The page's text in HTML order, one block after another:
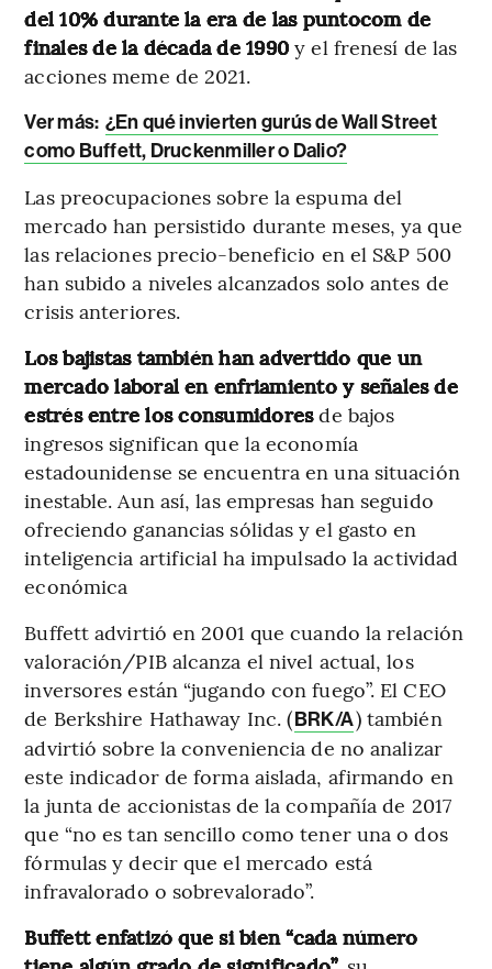
del 10% durante la era de las puntocom de
finales de la década de 1990 y el frenesí de las
acciones meme de 2021.
Ver más: ¿En qué invierten gurús de Wall Street
como Buffett, Druckenmiller o Dalio?
Las preocupaciones sobre la espuma del
mercado han persistido durante meses, ya que
las relaciones precio-beneficio en el S&P 500
han subido a niveles alcanzados solo antes de
crisis anteriores.
Los bajistas también han advertido que un
mercado laboral en enfriamiento y señales de
estrés entre los consumidoresde bajos
ingresos significan que la economía
estadounidense se encuentra en una situación
inestable. Aun así, las empresas han seguido
ofreciendo ganancias sólidas y el gasto en
inteligencia artificial ha impulsado la actividad
económica
Buffett advirtió en 2001 que cuando la relación
valoración/PIB alcanza el nivel actual, los
inversores están “jugando con fuego”. El CEO
de Berkshire Hathaway Inc. (BRK/A) también
advirtió sobre la conveniencia de no analizar
este indicador de forma aislada, afirmando en
la junta de accionistas de la compañía de 2017
que “no es tan sencillo como tener una o dos
fórmulas y decir que el mercado está
infravalorado o sobrevalorado”.
Buffett enfatizó que si bien “cada número